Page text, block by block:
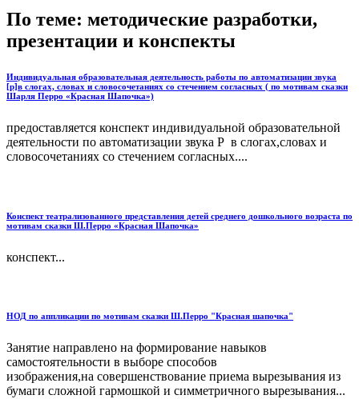
По теме: методические разработки,
презентации и конспекты
Индивидуальная образовательная деятельность работы по автоматизации звука
[р]в слогах, словах и словосочетаниях со стечением согласных ( по мотивам сказки
Шарля Перро «Красная Шапочка»)
предоставляется конспект индивидуальной образовательной
деятельности по автоматизации звука Р в слогах,словах и
словосочетаниях со стечением согласных....
Конспект театрализованного представления детей среднего дошкольного возраста по
мотивам сказки Ш.Перро «Красная Шапочка»
конспект...
НОД по аппликации по мотивам сказки Ш.Перро "Красная шапочка"
Занятие направлено на формирование навыков
самостоятельности в выборе способов
изображения,на совершенствование приема вырезывания из
бумаги сложной гармошкой и симметричного вырезывания...